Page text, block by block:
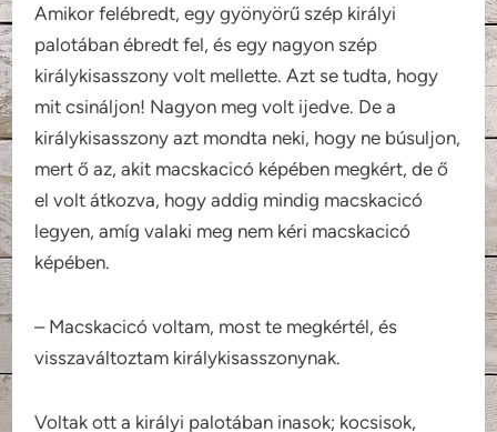
Amikor felébredt, egy gyönyörű szép királyi
palotában ébredt fel, és egy nagyon szép
királykisasszony volt mellette. Azt se tudta, hogy
mit csináljon! Nagyon meg volt ijedve. De a
királykisasszony azt mondta neki, hogy ne búsuljon,
mert ő az, akit macskacicó képében megkért, de ő
el volt átkozva, hogy addig mindig macskacicó
legyen, amíg valaki meg nem kéri macskacicó
képében.
– Macskacicó voltam, most te megkértél, és
visszaváltoztam királykisasszonynak.
Voltak ott a királyi palotában inasok; kocsisok,